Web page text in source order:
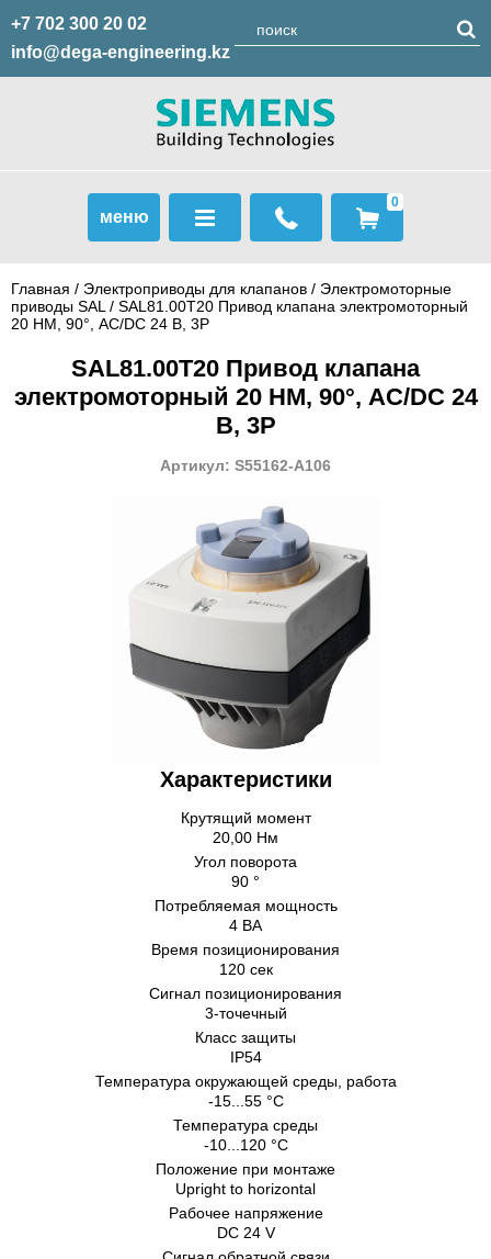
+7 702 300 20 02
info@dega-engineering.kz
меню
0
Главная / Электроприводы для клапанов / Электромоторные
приводы SAL / SAL81.00T20 Привод клапана электромоторный
20 НМ, 90°, AC/DC 24 В, 3P
SAL81.00T20 Привод клапана
электромоторный 20 НМ, 90°, AC/DC 24
В, 3P
Артикул: S55162-A106
Характеристики
Крутящий момент
20,00 Нм
Угол поворота
90 °
Потребляемая мощность
4 ВА
Время позиционирования
120 сек
Сигнал позиционирования
3-точечный
Класс защиты
IP54
Температура окружающей среды, работа
-15...55 °C
Температура среды
-10...120 °C
Положение при монтаже
Upright to horizontal
Рабочее напряжение
DC 24 V